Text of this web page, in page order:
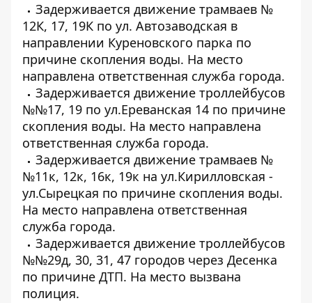
Задерживается движение трамваев №
12К, 17, 19К по ул. Автозаводская в
направлении Куреновского парка по
причине скопления воды. На место
направлена ​​ответственная служба города.
Задерживается движение троллейбусов
№№17, 19 по ул.Ереванская 14 по причине
скопления воды. На место направлена ​​
ответственная служба города.
Задерживается движение трамваев №
№11к, 12к, 16к, 19к на ул.Кирилловская -
ул.Сырецкая по причине скопления воды.
На место направлена ​​ответственная
служба города.
Задерживается движение троллейбусов
№№29д, 30, 31, 47 городов через Десенка
по причине ДТП. На место вызвана
полиция.